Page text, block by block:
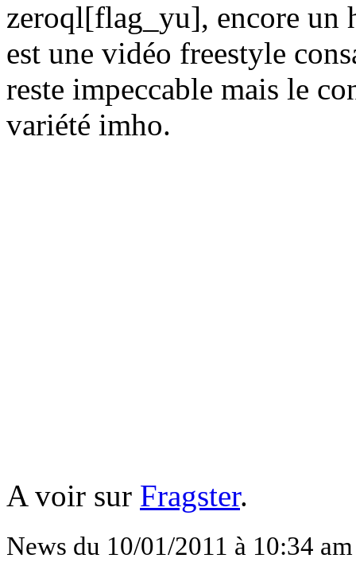
zeroql[flag_yu], encore un
est une vidéo freestyle
reste impeccable mais le
variété imho.
A voir sur Fragster.
News du 10/01/2011 à 10:34